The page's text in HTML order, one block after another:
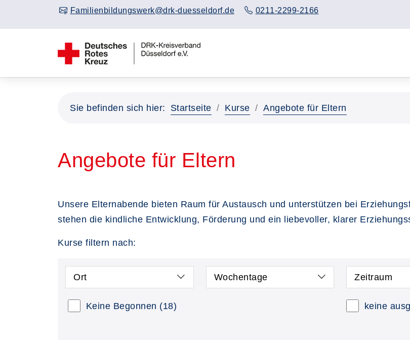
Familienbildungswerk@drk-duesseldorf.de 0211-2299-2166
Sie befinden sich hier: Startseite Kurse Angebote für Eltern
Angebote für Eltern
Unsere Elternabende bieten Raum für Austausch und unterstützen bei
stehen die kindliche Entwicklung, Förderung und ein liebevoller, klarer
Kurse filtern nach:
Ort Wochentage Zeitraum
Keine Begonnen (18) keine